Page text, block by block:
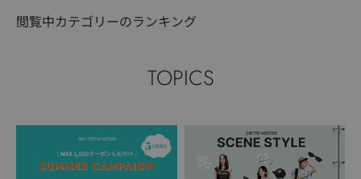
閲覧中カテゴリーのランキング
TOPICS